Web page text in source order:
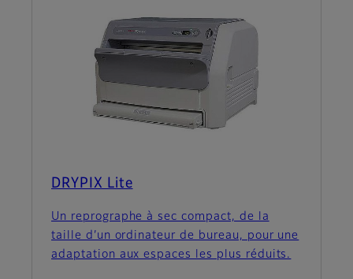
DRYPIX Lite
Un reprographe à sec compact, de la
taille d’un ordinateur de bureau, pour une
adaptation aux espaces les plus réduits.